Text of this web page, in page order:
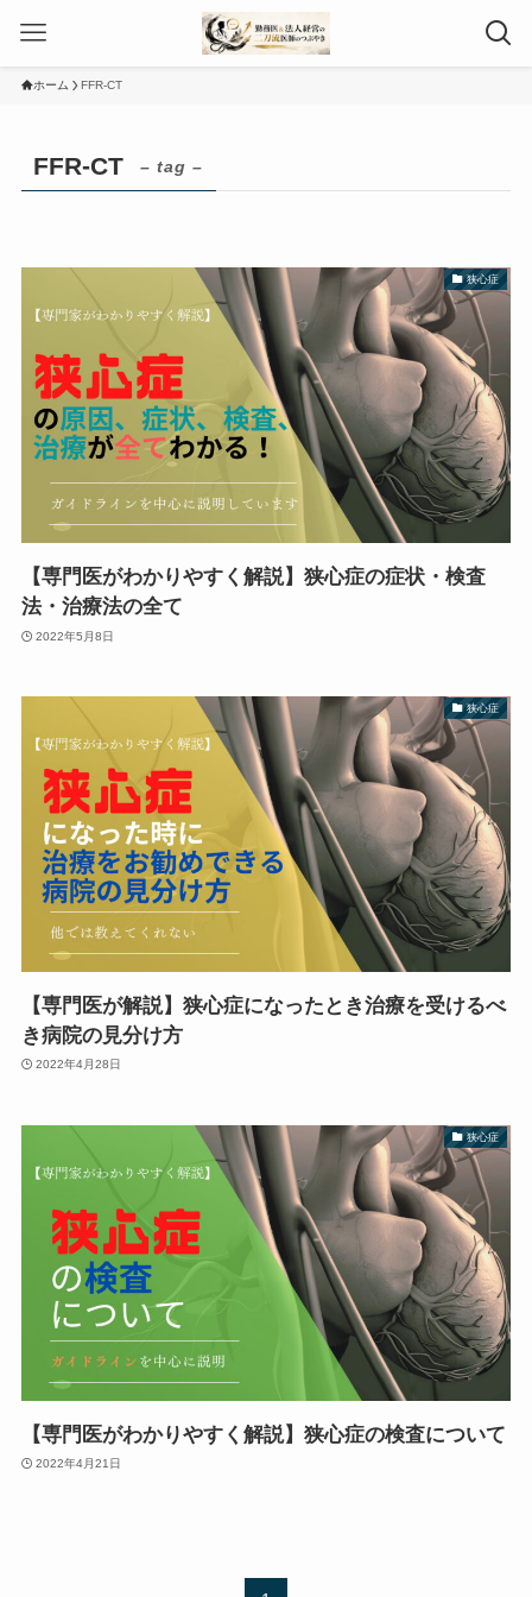
ホーム FFR-CT
FFR-CT – tag –
狭心症
【専門医がわかりやすく解説】狭心症の症状・検査
法・治療法の全て
2022年5月8日
狭心症
【専門医が解説】狭心症になったとき治療を受けるべ
き病院の見分け方
2022年4月28日
狭心症
【専門医がわかりやすく解説】狭心症の検査について
2022年4月21日